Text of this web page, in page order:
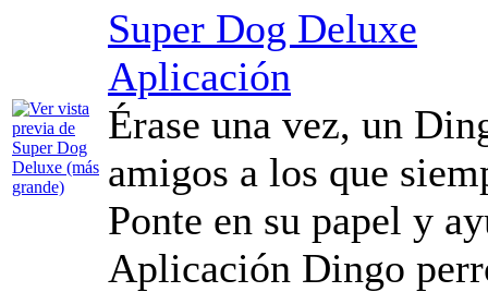
Super Dog Deluxe
Aplicación
Érase una vez, un
amigos a los que
Ponte en su papel y
Aplicación Dingo